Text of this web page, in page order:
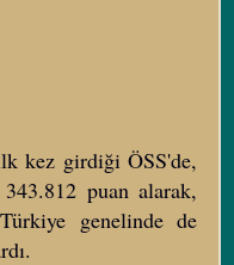
kez girdiği ÖSS'de,
puan alarak,
genelinde de